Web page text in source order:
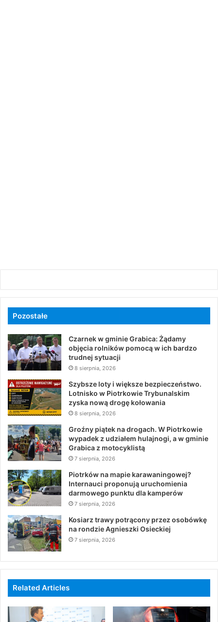
Pozostałe
Czarnek w gminie Grabica: Żądamy
objęcia rolników pomocą w ich bardzo
trudnej sytuacji
8 sierpnia, 2026
Szybsze loty i większe bezpieczeństwo.
Lotnisko w Piotrkowie Trybunalskim
zyska nową drogę kołowania
8 sierpnia, 2026
Groźny piątek na drogach. W Piotrkowie
wypadek z udziałem hulajnogi, a w gminie
Grabica z motocyklistą
7 sierpnia, 2026
Piotrków na mapie karawaningowej?
Internauci proponują uruchomienia
darmowego punktu dla kamperów
7 sierpnia, 2026
Kosiarz trawy potrącony przez osobówkę
na rondzie Agnieszki Osieckiej
7 sierpnia, 2026
Related Articles